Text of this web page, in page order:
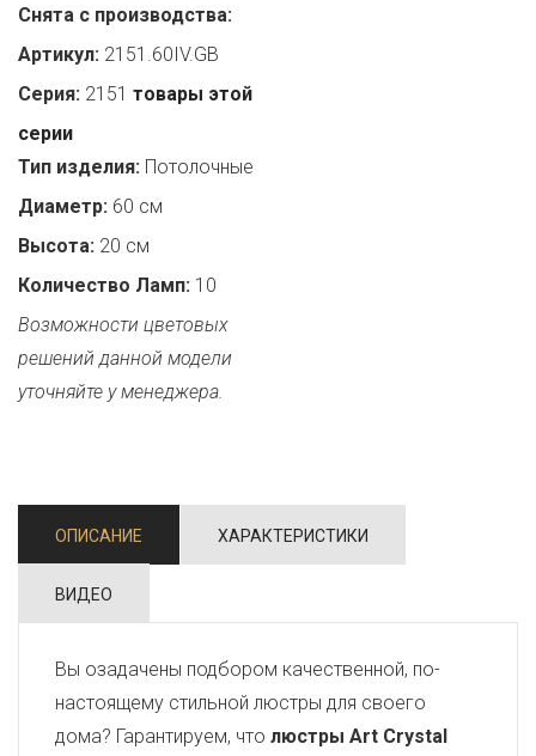
Снята с производства:
Артикул: 2151.60IV.GB
Серия: 2151 товары этой
серии
Тип изделия: Потолочные
Диаметр: 60 см
Высота: 20 см
Количество Ламп: 10
Возможности цветовых
решений данной модели
уточняйте у менеджера.
ОПИСАНИЕ ХАРАКТЕРИСТИКИ
ВИДЕО
Вы озадачены подбором качественной, по-
настоящему стильной люстры для своего
дома? Гарантируем, что люстры Art Crystal